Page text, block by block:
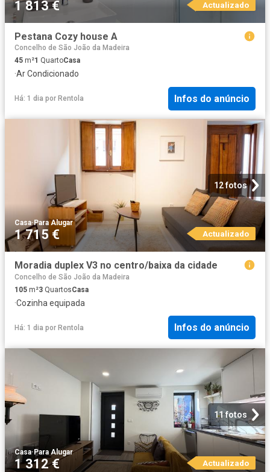
1 813 € Actualizado
Pestana Cozy house A
Concelho de São João da Madeira
45 m²1 QuartoCasa
·Ar Condicionado
Há: 1 dia por Rentola Infos do anúncio
12 fotos
Casa·Para Alugar
1 715 € Actualizado
Moradia duplex V3 no centro/baixa da cidade
Concelho de São João da Madeira
105 m²3 QuartosCasa
·Cozinha equipada
Há: 1 dia por Rentola Infos do anúncio
11 fotos
Casa·Para Alugar
1 312 € Actualizado